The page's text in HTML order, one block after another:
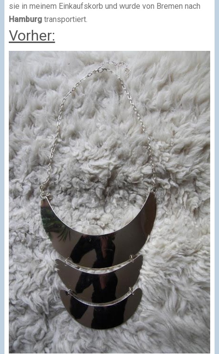
sie in meinem Einkaufskorb und wurde von Bremen nach
Hamburgtransportiert.
Vorher: